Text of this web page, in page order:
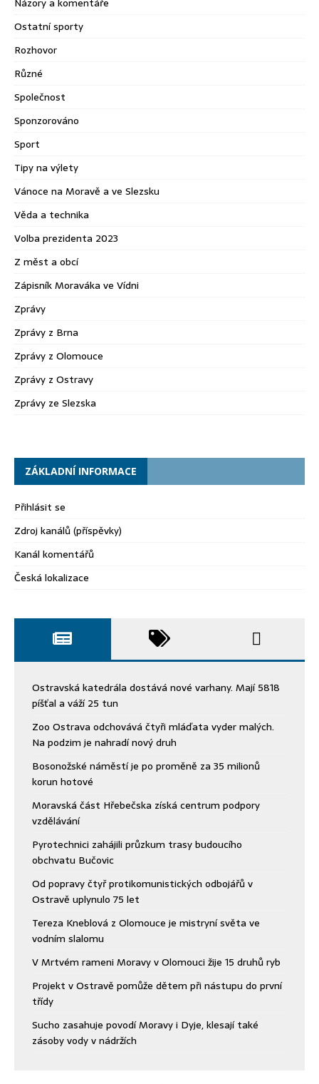
Ostatní sporty
Rozhovor
Různé
Společnost
Sponzorováno
Sport
Tipy na výlety
Vánoce na Moravě a ve Slezsku
Věda a technika
Volba prezidenta 2023
Z měst a obcí
Zápisník Moraváka ve Vídni
Zprávy
Zprávy z Brna
Zprávy z Olomouce
Zprávy z Ostravy
Zprávy ze Slezska
ZÁKLADNÍ INFORMACE
Přihlásit se
Zdroj kanálů (příspěvky)
Kanál komentářů
Česká lokalizace
Ostravská katedrála dostává nové varhany. Mají 5818
píšťal a váží 25 tun
Zoo Ostrava odchovává čtyři mláďata vyder malých.
Na podzim je nahradí nový druh
Bosonožské náměstí je po proměně za 35 milionů
korun hotové
Moravská část Hřebečska získá centrum podpory
vzdělávání
Pyrotechnici zahájili průzkum trasy budoucího
obchvatu Bučovic
Od popravy čtyř protikomunistických odbojářů v
Ostravě uplynulo 75 let
Tereza Kneblová z Olomouce je mistryní světa ve
vodním slalomu
V Mrtvém rameni Moravy v Olomouci žije 15 druhů ryb
Projekt v Ostravě pomůže dětem při nástupu do první
třídy
Sucho zasahuje povodí Moravy i Dyje, klesají také
zásoby vody v nádržích